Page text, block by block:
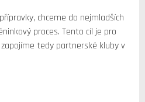
chceme do nejmladších
proces. Tento cíl je pro
tedy partnerské kluby v